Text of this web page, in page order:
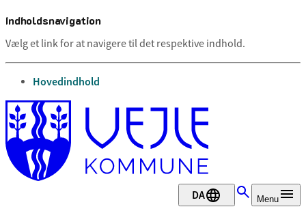
Indholdsnavigation
Vælg et link for at navigere til det respektive indhold.
gå til
Hovedindhold
DA Menu